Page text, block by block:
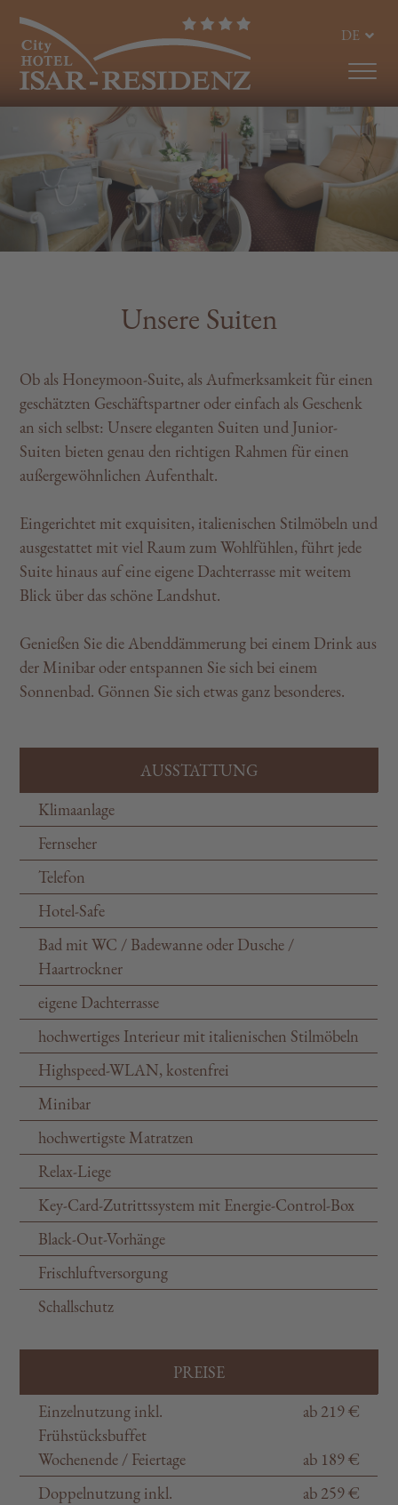
DE
EN
Unsere Suiten
Ob als Honeymoon-Suite, als Aufmerksamkeit für einen
geschätzten Geschäftspartner oder einfach als Geschenk
an sich selbst: Unsere eleganten Suiten und Junior-
Suiten bieten genau den richtigen Rahmen für einen
außergewöhnlichen Aufenthalt.
Eingerichtet mit exquisiten, italienischen Stilmöbeln und
ausgestattet mit viel Raum zum Wohlfühlen, führt jede
Suite hinaus auf eine eigene Dachterrasse mit weitem
Blick über das schöne Landshut.
Genießen Sie die Abenddämmerung bei einem Drink aus
der Minibar oder entspannen Sie sich bei einem
Sonnenbad. Gönnen Sie sich etwas ganz besonderes.
AUSSTATTUNG
Klimaanlage
Fernseher
Telefon
Hotel-Safe
Bad mit WC / Badewanne oder Dusche /
Haartrockner
eigene Dachterrasse
hochwertiges Interieur mit italienischen Stilmöbeln
Highspeed-WLAN, kostenfrei
Minibar
hochwertigste Matratzen
Relax-Liege
Key-Card-Zutrittssystem mit Energie-Control-Box
Black-Out-Vorhänge
Frischluftversorgung
Schallschutz
PREISE
Einzelnutzung inkl.
Frühstücksbuffet
ab 219 €
Wochenende / Feiertage
ab 189 €
Doppelnutzung inkl.
ab 259 €